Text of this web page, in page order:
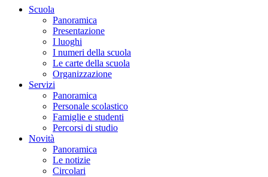
Scuola
Panoramica
Presentazione
I luoghi
I numeri della scuola
Le carte della scuola
Organizzazione
Servizi
Panoramica
Personale scolastico
Famiglie e studenti
Percorsi di studio
Novità
Panoramica
Le notizie
Circolari